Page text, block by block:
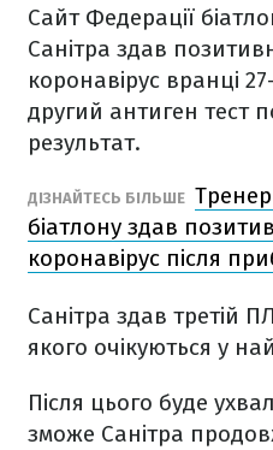
Сайт Федерації
Санітра здав
коронавірус вранці
другий антиген тест
результат.
ДІЗНАЙТЕСЬ БІЛЬШЕ Тренер
біатлону здав
коронавірус після
Санітра здав третій
якого очікуються у
Після цього буде
зможе Санітра